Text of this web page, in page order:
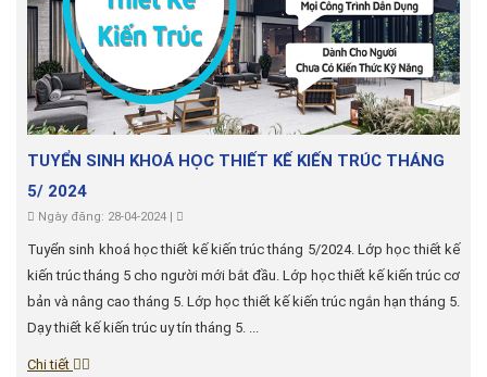
TUYỂN SINH KHOÁ HỌC THIẾT KẾ KIẾN TRÚC THÁNG
5/ 2024
Ngày đăng: 28-04-2024 |
Tuyển sinh khoá học thiết kế kiến trúc tháng 5/2024. Lớp học thiết kế
kiến trúc tháng 5 cho người mới bắt đầu. Lớp học thiết kế kiến trúc cơ
bản và nâng cao tháng 5. Lớp học thiết kế kiến trúc ngắn hạn tháng 5.
Dạy thiết kế kiến trúc uy tín tháng 5. ...
Chi tiết